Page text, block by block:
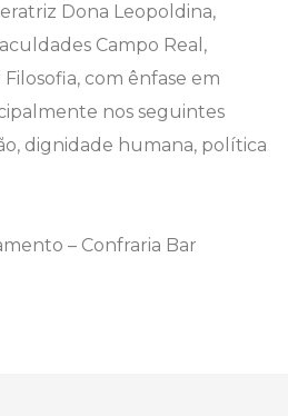
Dona Leopoldina,
Campo Real,
com ênfase em
nos seguintes
dignidade humana, política
– Confraria Bar